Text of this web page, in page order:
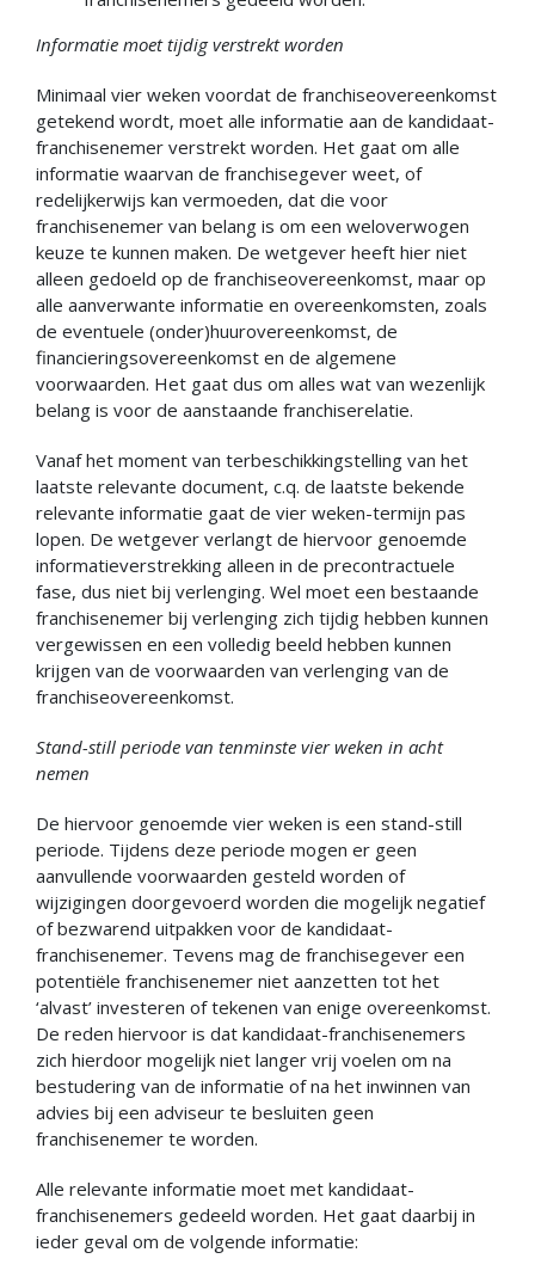
Informatie moet tijdig verstrekt worden
Minimaal vier weken voordat de franchiseovereenkomst
getekend wordt, moet alle informatie aan de kandidaat-
franchisenemer verstrekt worden. Het gaat om alle
informatie waarvan de franchisegever weet, of
redelijkerwijs kan vermoeden, dat die voor
franchisenemer van belang is om een weloverwogen
keuze te kunnen maken. De wetgever heeft hier niet
alleen gedoeld op de franchiseovereenkomst, maar op
alle aanverwante informatie en overeenkomsten, zoals
de eventuele (onder)huurovereenkomst, de
financieringsovereenkomst en de algemene
voorwaarden. Het gaat dus om alles wat van wezenlijk
belang is voor de aanstaande franchiserelatie.
Vanaf het moment van terbeschikkingstelling van het
laatste relevante document, c.q. de laatste bekende
relevante informatie gaat de vier weken-termijn pas
lopen. De wetgever verlangt de hiervoor genoemde
informatieverstrekking alleen in de precontractuele
fase, dus niet bij verlenging. Wel moet een bestaande
franchisenemer bij verlenging zich tijdig hebben kunnen
vergewissen en een volledig beeld hebben kunnen
krijgen van de voorwaarden van verlenging van de
franchiseovereenkomst.
Stand-still periode van tenminste vier weken in acht
nemen
De hiervoor genoemde vier weken is een stand-still
periode. Tijdens deze periode mogen er geen
aanvullende voorwaarden gesteld worden of
wijzigingen doorgevoerd worden die mogelijk negatief
of bezwarend uitpakken voor de kandidaat-
franchisenemer. Tevens mag de franchisegever een
potentiële franchisenemer niet aanzetten tot het
‘alvast’ investeren of tekenen van enige overeenkomst.
De reden hiervoor is dat kandidaat-franchisenemers
zich hierdoor mogelijk niet langer vrij voelen om na
bestudering van de informatie of na het inwinnen van
advies bij een adviseur te besluiten geen
franchisenemer te worden.
Alle relevante informatie moet met kandidaat-
franchisenemers gedeeld worden. Het gaat daarbij in
ieder geval om de volgende informatie: